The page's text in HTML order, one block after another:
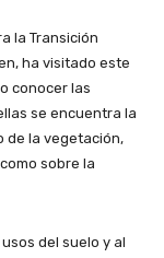
la Transición
ha visitado este
conocer las
se encuentra la
de la vegetación,
sobre la
del suelo y al